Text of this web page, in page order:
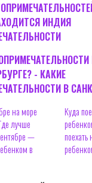
ИНДИЯ
- КАКИЕ
В
на море
лучше
—
в
Куда